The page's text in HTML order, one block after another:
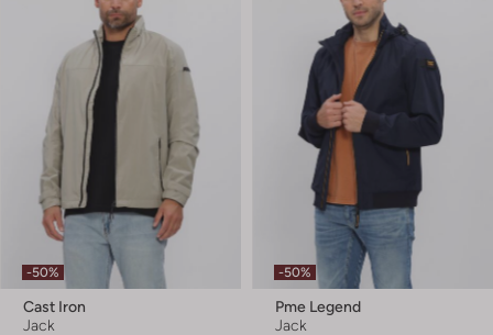
-50%
Cast Iron
Jack
-50%
Pme Legend
Jack